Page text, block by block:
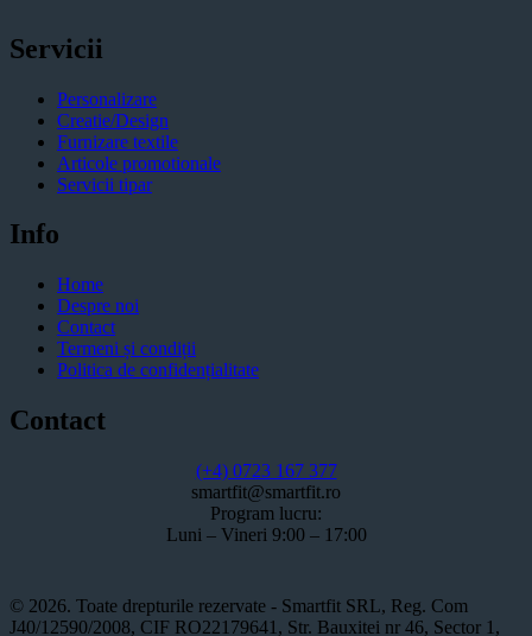
Servicii
Personalizare
Creatie/Design
Furnizare textile
Articole promotionale
Servicii tipar
Info
Home
Despre noi
Contact
Termeni și condiții
Politica de confidențialitate
Contact
(+4) 0723 167 377
smartfit@smartfit.ro
Program lucru:
Luni – Vineri 9:00 – 17:00
© 2026. Toate drepturile rezervate - Smartfit SRL, Reg. Com
J40/12590/2008, CIF RO22179641, Str. Bauxitei nr 46, Sector 1,